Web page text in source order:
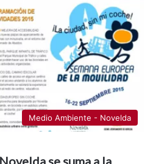
Medio Ambiente - Novelda
se suma a la